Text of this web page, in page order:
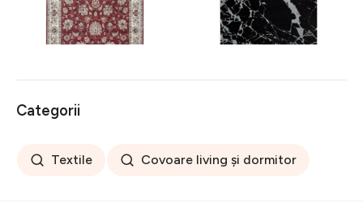
05 - Red, Ivory, 100%
poliester, 80 x 150 cm
256 lei
Black, Silver XW, 80x300
441 lei
Categorii
Textile Covoare living și dormitor